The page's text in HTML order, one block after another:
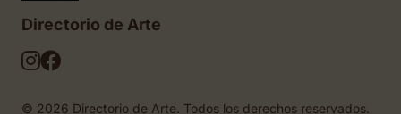
Directorio de Arte
© 2026 Directorio de Arte. Todos los derechos reservados.